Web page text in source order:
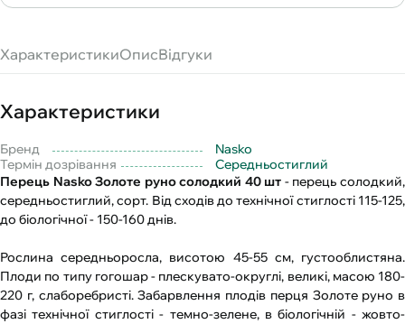
ХарактеристикиОписВідгуки
Характеристики
Бренд
Nasko
Термін дозрівання
Середньостиглий
Перець Nasko Золоте руно солодкий 40 шт - перець солодкий,
середньостиглий, сорт. Від сходів до технічної стиглості 115-125,
до біологічної - 150-160 днів.
Рослина середньоросла, висотою 45-55 см, густооблистяна.
Плоди по типу гогошар - плескувато-округлі, великі, масою 180-
220 г, слаборебристі. Забарвлення плодів перця Золоте руно в
фазі технічної стиглості - темно-зелене, в біологічній - жовто-